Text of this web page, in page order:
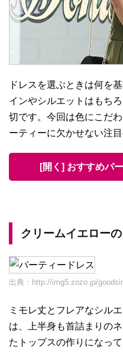
ドレスを選ぶときは何を
インやシルエットはもち
切です。今回は色にこだ
ーティーに欠かせない注
[開く] おすすめパ
クリームイエロー
出典： http://img5.zozo.jp/
ミモレ丈とフレアなシル
は、上半身も首詰まりの
たトップスの作りになっ